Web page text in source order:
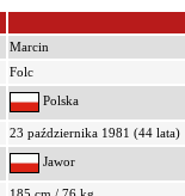
Marcin
Folc
Polska
23 października 1981 (44 lata)
Jawor